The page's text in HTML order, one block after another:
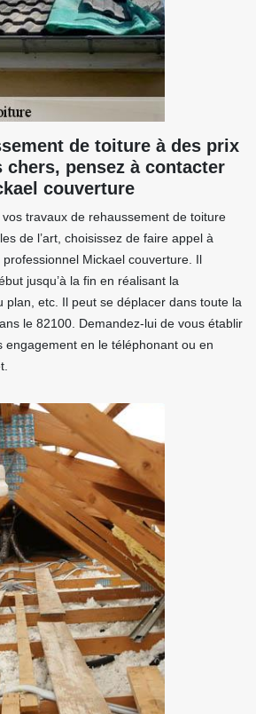
de toiture à des prix
chers, pensez à contacter
couverture
travaux de rehaussement de toiture
de l’art, choisissez de faire appel à
professionnel Mickael couverture. Il
jusqu’à la fin en réalisant la
plan, etc. Il peut se déplacer dans toute la
le 82100. Demandez-lui de vous établir
engagement en le téléphonant ou en